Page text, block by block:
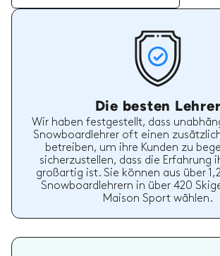
Die besten Lehrer
Wir haben festgestellt, dass
Snowboardlehrer oft einen
betreiben, um ihre Kunden zu
sicherzustellen, dass die Erfahrung
großartig ist. Sie können aus über
Snowboardlehrern in über 420
Maison Sport wählen.